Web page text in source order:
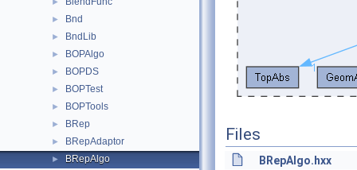
► Bnd
► BndLib
► BOPAlgo
► BOPDS
► BOPTest
► BOPTools
► BRep
► BRepAdaptor
► BRepAlgo
Files
BRepAlgo.hxx